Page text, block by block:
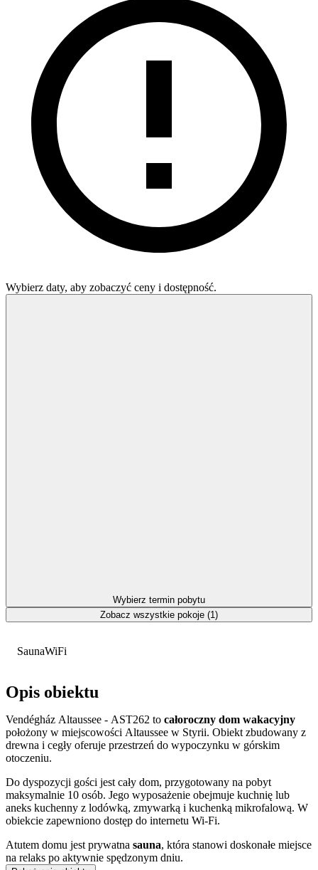
SaunaWiFi
Opis obiektu
Vendégház Altaussee - AST262 to całoroczny dom wakacyjny
położony w miejscowości Altaussee w Styrii. Obiekt zbudowany z
drewna i cegły oferuje przestrzeń do wypoczynku w górskim
otoczeniu.
Do dyspozycji gości jest cały dom, przygotowany na pobyt
maksymalnie 10 osób. Jego wyposażenie obejmuje kuchnię lub
aneks kuchenny z lodówką, zmywarką i kuchenką mikrofalową. W
obiekcie zapewniono dostęp do internetu Wi-Fi.
Atutem domu jest prywatna sauna, która stanowi doskonałe miejsce
na relaks po aktywnie spędzonym dniu.
Wybierz daty, aby zobaczyć ceny i dostępność.
Wybierz termin pobytu
Zobacz wszystkie pokoje (1)